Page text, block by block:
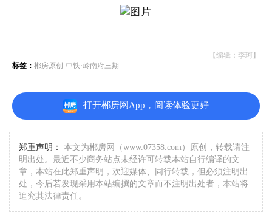
【编辑：李珂】
标签： 郴房原创 中铁·岭南府三期
打开郴房网App，阅读体验更好
郑重声明：
本文为郴房网（www.07358.com）原创，转载请注
明出处。最近不少商务站点未经许可转载本站自行编译的文
章，本站在此郑重声明，欢迎媒体、同行转载，但必须注明出
处，今后若发现采用本站编撰的文章而不注明出处者，本站将
追究其法律责任。